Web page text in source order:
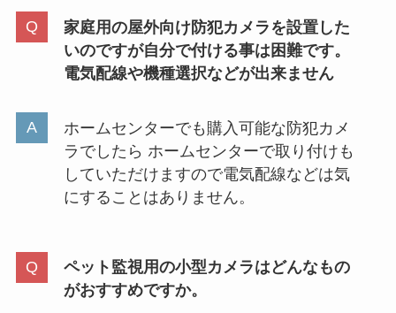
ダイマックスバンドが売り切れし
たのはなぜ？ヨドバシで買える？
スプラamiiboを売ってる場所はど
こ？ヤマダ電機・トイザらス・ヨ
ロッテ板ガム復刻はどこに売って
家庭用の屋外向け防犯カメラを設置した
いのですが自分で付ける事は困難です。
電気配線や機種選択などが出来ません
ホームセンターでも購入可能な防犯カメ
ラでしたら ホームセンターで取り付けも
していただけますので電気配線などは気
にすることはありません。
ペット監視用の小型カメラはどんなもの
がおすすめですか。